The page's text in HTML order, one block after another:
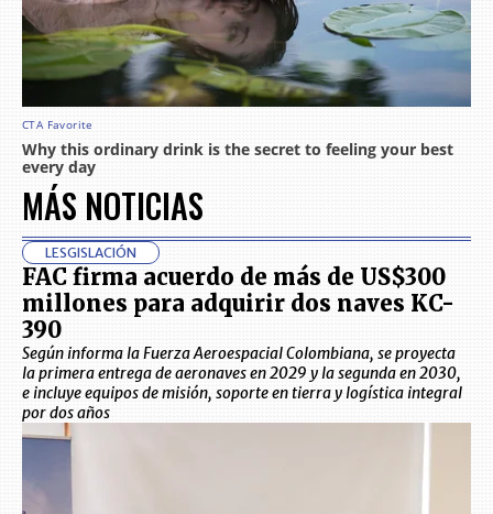
MÁS NOTICIAS
LESGISLACIÓN
FAC firma acuerdo de más de US$300
millones para adquirir dos naves KC-
390
Según informa la Fuerza Aeroespacial Colombiana, se proyecta
la primera entrega de aeronaves en 2029 y la segunda en 2030,
e incluye equipos de misión, soporte en tierra y logística integral
por dos años